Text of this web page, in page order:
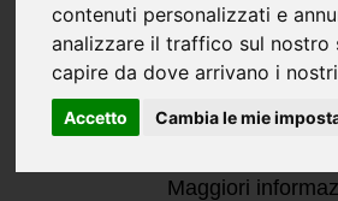
contenuti personalizzati e
analizzare il traffico sul nostro
capire da dove arrivano i
Accetto Cambia le mie
Addolcitore
economico +
Maggiori